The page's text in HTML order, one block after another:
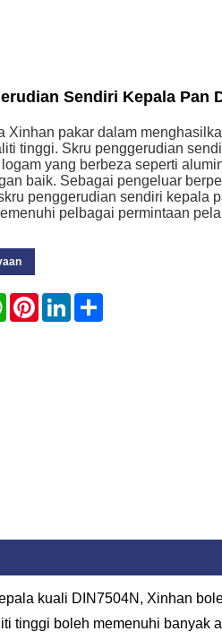
Sendiri Kepala Pan
Xinhan pakar dalam
tinggi. Skru penggerudian
yang berbeza seperti
baik. Sebagai pengeluar
penggerudian sendiri kepala
pelbagai permintaan
WhatsApp
PinterestLinkedIn
kuali DIN7504N, Xinhan
tinggi boleh memenuhi banyak